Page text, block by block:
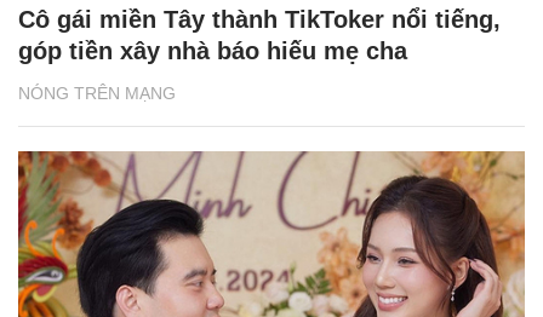
NÓNG TRÊN MẠNG
Cô gái miền Tây thành TikToker nổi tiếng,
góp tiền xây nhà báo hiếu mẹ cha